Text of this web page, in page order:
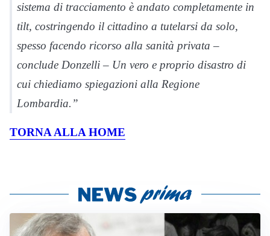
sistema di tracciamento è andato completamente in
tilt, costringendo il cittadino a tutelarsi da solo,
spesso facendo ricorso alla sanità privata –
conclude Donzelli – Un vero e proprio disastro di
cui chiediamo spiegazioni alla Regione
Lombardia.”
TORNA ALLA HOME